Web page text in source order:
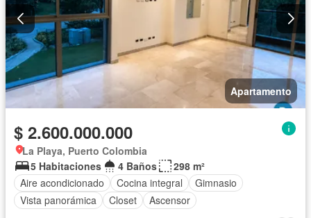
Apartamento
$ 2.600.000.000
La Playa, Puerto Colombia
5 Habitaciones
4 Baños
298 m²
Aire acondicionado
Cocina integral
Gimnasio
Vista panorámica
Closet Ascensor